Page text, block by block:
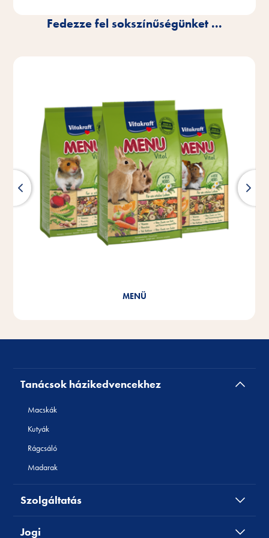
Fedezze fel sokszínűségünket ...
Tanácsok házikedvencekhez
Macskák
Kutyák
Rágcsáló
Madarak
Szolgáltatás
Jogi